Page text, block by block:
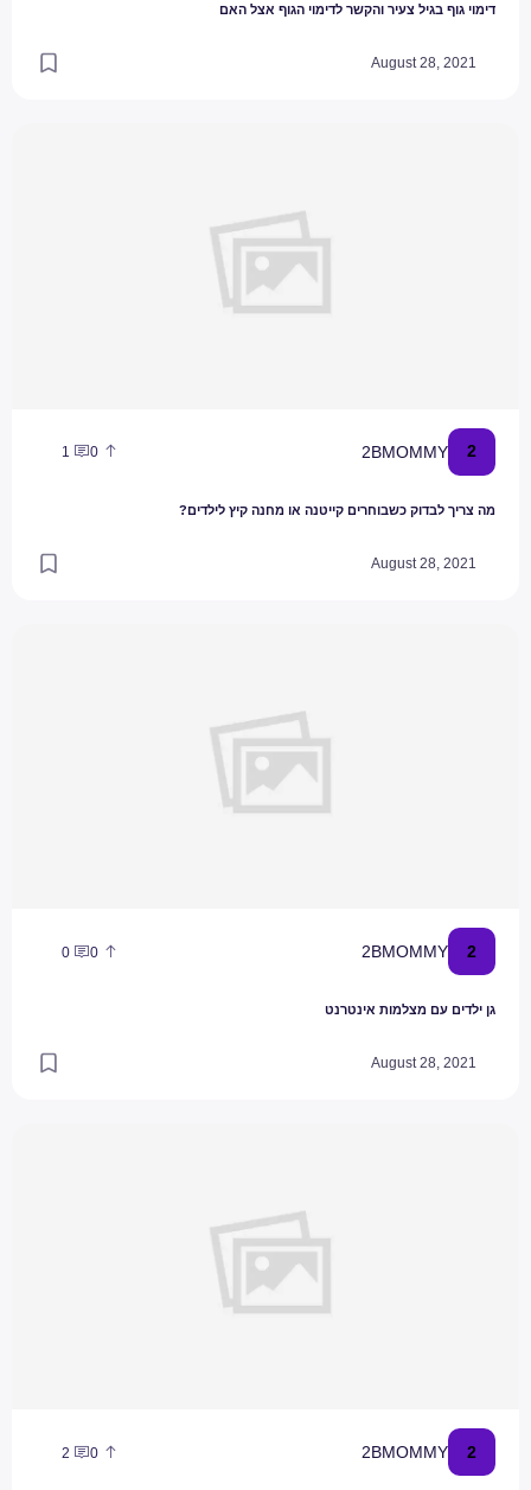
דימוי גוף בגיל צעיר והקשר לדימוי הגוף אצל האם
August 28, 2021
2
2BMOMMY
0
1
מה צריך לבדוק כשבוחרים קייטנה או מחנה קיץ לילדים?
August 28, 2021
2
2BMOMMY
0
0
גן ילדים עם מצלמות אינטרנט
August 28, 2021
2
2BMOMMY
0
2